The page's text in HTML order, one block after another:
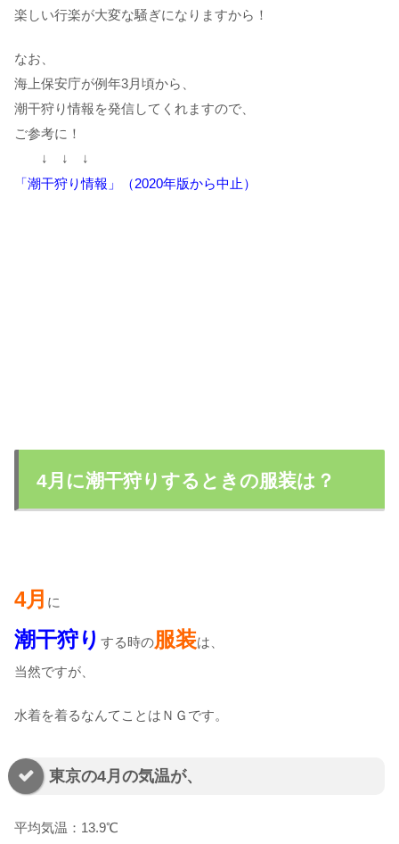
楽しい行楽が大変な騒ぎになりますから！
なお、
海上保安庁が例年3月頃から、
潮干狩り情報を発信してくれますので、
ご参考に！
↓ ↓ ↓
「潮干狩り情報」（2020年版から中止）
4月に潮干狩りするときの服装は？
4月 に
潮干狩り する時の服装は、
当然ですが、
水着を着るなんてことはＮＧです。
東京の4月の気温が、
平均気温：13.9℃